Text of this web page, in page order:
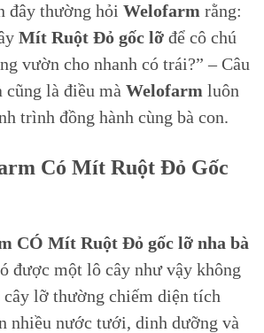
đây thường hỏi Welofarm rằng:
Mít Ruột Đỏ gốc lỡ để cô chú
vườn cho nhanh có trái?” – Câu
là điều mà Welofarm luôn
trình đồng hành cùng bà con.
Có Mít Ruột Đỏ Gốc
CÓ Mít Ruột Đỏ gốc lỡ nha bà
được một lô cây như vậy không
lỡ thường chiếm diện tích
nhiều nước tưới, dinh dưỡng và